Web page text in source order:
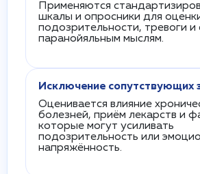
Применяются
шкалы и опросники для
подозрительности, тревоги и
паранойяльным мыслям.
Исключение сопутствующих
Оценивается влияние
болезней, приём лекарств и
которые могут усиливать
подозрительность или
напряжённость.